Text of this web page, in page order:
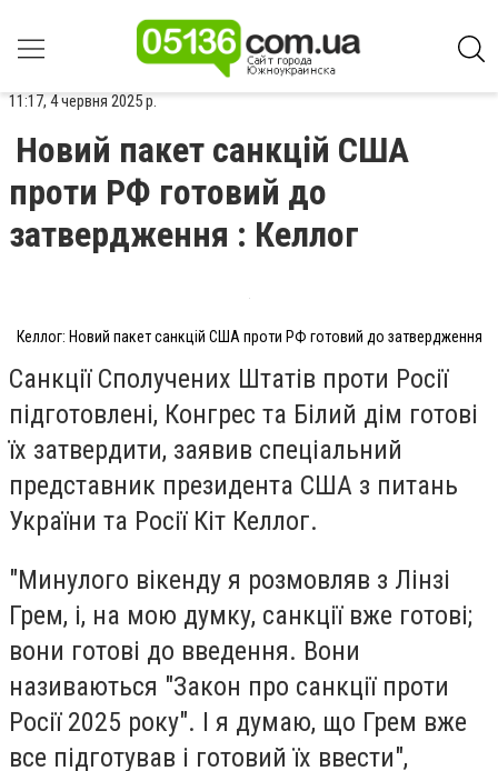
11:17, 4 червня 2025 р.
Новий пакет санкцій США
проти РФ готовий до
затвердження : Келлог
Келлог: Новий пакет санкцій США проти РФ готовий до затвердження
Санкції Сполучених Штатів проти Росії
підготовлені, Конгрес та Білий дім готові
їх затвердити, заявив спеціальний
представник президента США з питань
України та Росії Кіт Келлог.
"Минулого вікенду я розмовляв з Лінзі
Грем, і, на мою думку, санкції вже готові;
вони готові до введення. Вони
називаються "Закон про санкції проти
Росії 2025 року". І я думаю, що Грем вже
все підготував і готовий їх ввести",